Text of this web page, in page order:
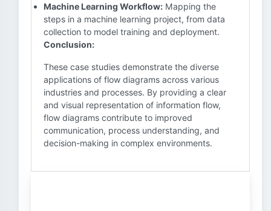
Machine Learning Workflow: Mapping the
steps in a machine learning project, from data
collection to model training and deployment.
Conclusion:
These case studies demonstrate the diverse
applications of flow diagrams across various
industries and processes. By providing a clear
and visual representation of information flow,
flow diagrams contribute to improved
communication, process understanding, and
decision-making in complex environments.